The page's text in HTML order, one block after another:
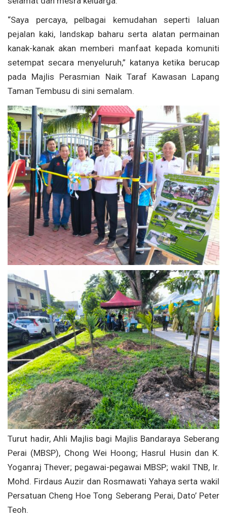
“Saya percaya, pelbagai kemudahan seperti laluan
pejalan kaki, landskap baharu serta alatan permainan
kanak-kanak akan memberi manfaat kepada komuniti
setempat secara menyeluruh,” katanya ketika berucap
pada Majlis Perasmian Naik Taraf Kawasan Lapang
Taman Tembusu di sini semalam.
Turut hadir, Ahli Majlis bagi Majlis Bandaraya Seberang
Perai (MBSP), Chong Wei Hoong; Hasrul Husin dan K.
Yoganraj Thever; pegawai-pegawai MBSP; wakil TNB, Ir.
Mohd. Firdaus Auzir dan Rosmawati Yahaya serta wakil
Persatuan Cheng Hoe Tong Seberang Perai, Dato’ Peter
Teoh.